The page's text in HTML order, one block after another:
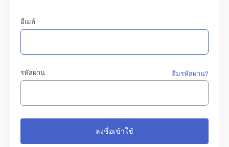
อีเมล์
รหัสผ่าน ลืมรหัสผ่าน?